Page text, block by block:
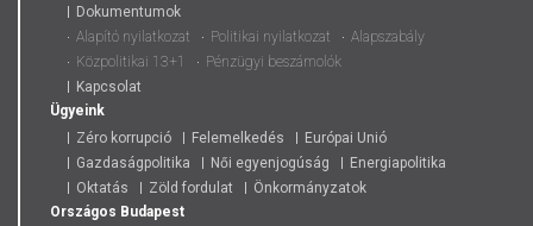
Dokumentumok
Alapító nyilatkozat
Politikai nyilatkozat
Alapszabály
Közpolitikai 13+1
Pénzügyi beszámolók
Kapcsolat
Ügyeink
Zéro korrupció
Felemelkedés
Európai Unió
Gazdaságpolitika
Női egyenjogúság
Energiapolitika
Oktatás
Zöld fordulat
Önkormányzatok
Országos Budapest